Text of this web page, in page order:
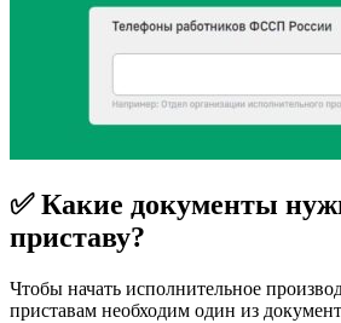
✅ Какие документы
приставу?
Чтобы начать исполнительное
приставам необходим один из